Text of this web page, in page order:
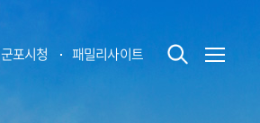
군포시청 패밀리사이트